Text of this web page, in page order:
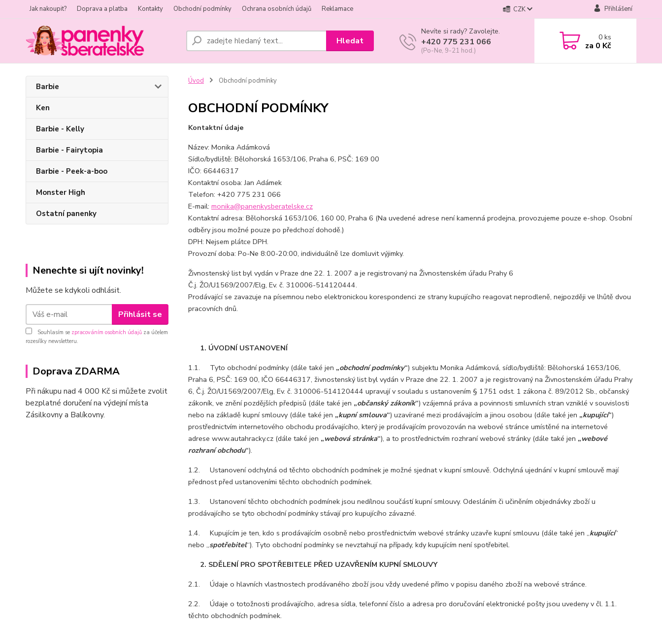
Jak nakoupit? Doprava a platba Kontakty Obchodní podmínky Ochrana osobních údajů Reklamace CZK Přihlášení
Hledat
Nevíte si rady? Zavolejte.
+420 775 231 066
(Po-Ne, 9-21 hod.)
0ks
za 0 Kč
Barbie
Ken
Barbie - Kelly
Barbie - Fairytopia
Barbie - Peek-a-boo
Monster High
Ostatní panenky
Nenechte si ujít novinky!
Můžete se kdykoli odhlásit.
Přihlásit se
Souhlasím se zpracováním osobních údajů za účelem
rozesílky newsletteru.
Doprava ZDARMA
Při nákupu nad 4 000 Kč si můžete zvolit
bezplatné doručení na výdejní místa
Zásilkovny a Balíkovny.
Úvod Obchodní podmínky
OBCHODNÍ PODMÍNKY
Kontaktní údaje
Název: Monika Adámková
Sídlo/bydliště: Bělohorská 1653/106, Praha 6, PSČ: 169 00
IČO: 66446317
Kontaktní osoba: Jan Adámek
Telefon: +420 775 231 066
E-mail: monika@panenkysberatelske.cz
Kontaktní adresa: Bělohorská 1653/106, 160 00, Praha 6 (Na uvedené adrese není kamenná prodejna, provozujeme pouze e-shop. Osobní
odběry jsou možné pouze po předchozí dohodě.)
DPH: Nejsem plátce DPH.
Provozní doba: Po-Ne 8:00-20:00, individuálně lze domluvit výjimky.
Živnostenský list byl vydán v Praze dne 22. 1. 2007 a je registrovaný na Živnostenském úřadu Prahy 6
Č.j. ŽO/U1569/2007/Elg, Ev. č. 310006-514120444.
Prodávající se zavazuje na písemnou nebo elektronickou korespondenci ze strany kupujícího reagovat neprodleně, nejpozději ve lhůtě dvou
pracovních dnů.
1. ÚVODNÍ USTANOVENÍ
1.1. Tyto obchodní podmínky (dále také jen „obchodní podmínky“) subjektu Monika Adámková, sídlo/bydliště: Bělohorská 1653/106,
Praha 6, PSČ: 169 00, IČO 66446317, živnostenský list byl vydán v Praze dne 22. 1. 2007 a je registrovaný na Živnostenském úřadu Prahy
6, Č.j. ŽO/U1569/2007/Elg, Ev. č. 310006-514120444 upravují v souladu s ustanovením § 1751 odst. 1 zákona č. 89/2012 Sb., občanský
zákoník, ve znění pozdějších předpisů (dále také jen „občanský zákoník“) vzájemná práva a povinnosti smluvních stran vzniklé v souvislosti
nebo na základě kupní smlouvy (dále také jen „kupní smlouva“) uzavírané mezi prodávajícím a jinou osobou (dále také jen „kupující“)
prostřednictvím internetového obchodu prodávajícího, který je prodávajícím provozován na webové stránce umístěné na internetové
adrese www.autahracky.cz (dále také jen „webová stránka“), a to prostřednictvím rozhraní webové stránky (dále také jen „webové
rozhraní obchodu“).
1.2. Ustanovení odchylná od těchto obchodních podmínek je možné sjednat v kupní smlouvě. Odchylná ujednání v kupní smlouvě mají
přednost před ustanoveními těchto obchodních podmínek.
1.3. Ustanovení těchto obchodních podmínek jsou nedílnou součástí kupní smlouvy. Odesláním či učiněním objednávky zboží u
prodávajícího se tyto obchodní podmínky stávají pro kupujícího závazné.
1.4. Kupujícím je ten, kdo s prodávajícím osobně nebo prostřednictvím webové stránky uzavře kupní smlouvu (dále také jen „kupující“
nebo „spotřebitel“). Tyto obchodní podmínky se nevztahují na případy, kdy kupujícím není spotřebitel.
2. SDĚLENÍ PRO SPOTŘEBITELE PŘED UZAVŘENÍM KUPNÍ SMLOUVY
2.1. Údaje o hlavních vlastnostech prodávaného zboží jsou vždy uvedené přímo v popisu daného zboží na webové stránce.
2.2. Údaje o totožnosti prodávajícího, adresa sídla, telefonní číslo a adresa pro doručování elektronické pošty jsou uvedeny v čl. 1.1.
těchto obchodních podmínek.